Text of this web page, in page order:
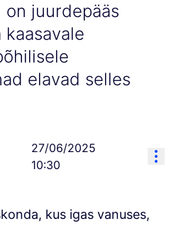
on juurdepääs
elavad selles
27/06/2025
10:30
kus igas vanuses,